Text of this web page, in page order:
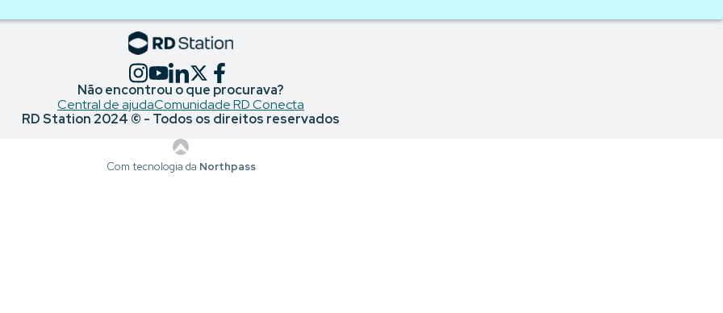
Não encontrou o que procurava?
Central de ajudaComunidade RD Conecta
RD Station 2024 © - Todos os direitos reservados
Com tecnologia da Northpass